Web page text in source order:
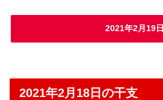
2021年2月19日
2021年2月18日の干支